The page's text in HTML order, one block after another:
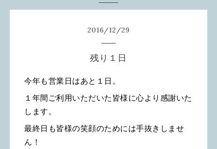
2016/12/29
残り１日
今年も営業日はあと１日。
１年間ご利用いただいた皆様に心より感謝いた
します。
最終日も皆様の笑顔のためには手抜きしませ
ん！